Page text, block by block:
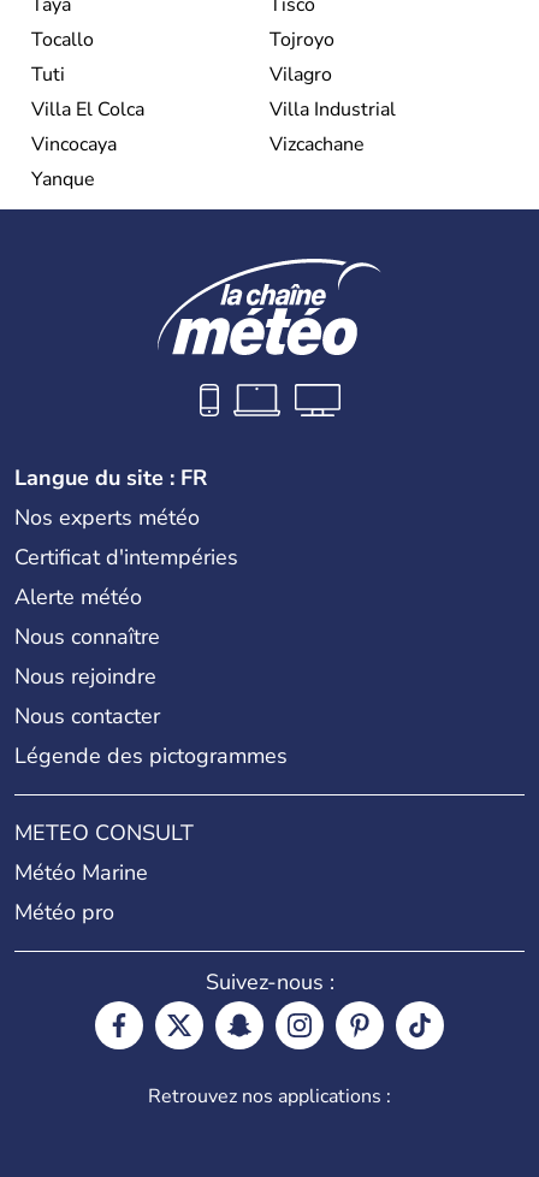
Tocallo
Tojroyo
Tuti
Vilagro
Villa El Colca
Villa Industrial
Vincocaya
Vizcachane
Yanque
Langue du site : FR
Nos experts météo
Certificat d'intempéries
Alerte météo
Nous connaître
Nous rejoindre
Nous contacter
Légende des pictogrammes
METEO CONSULT
Météo Marine
Météo pro
Suivez-nous :
Retrouvez nos applications :